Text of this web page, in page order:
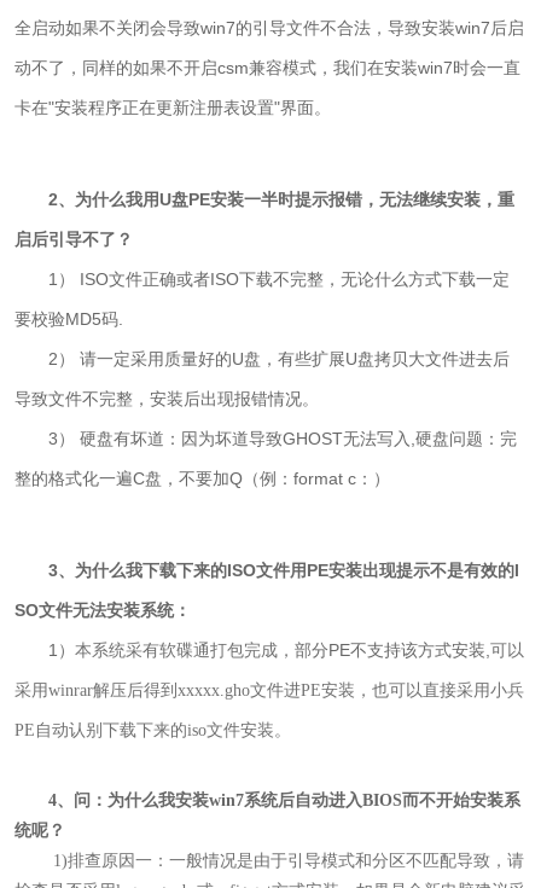
全启动如果不关闭会导致win7的引导文件不合法，导致安装win7后启
动不了，同样的如果不开启csm兼容模式，我们在安装win7时会一直
卡在"安装程序正在更新注册表设置"界面。
2、为什么我用U盘PE安装一半时提示报错，无法继续安装，重
启后引导不了？
1） ISO文件正确或者ISO下载不完整，无论什么方式下载一定
要校验MD5码.
2） 请一定采用质量好的U盘，有些扩展U盘拷贝大文件进去后
导致文件不完整，安装后出现报错情况。
3） 硬盘有坏道：因为坏道导致GHOST无法写入,硬盘问题：完
整的格式化一遍C盘，不要加Q（例：format c：）
3、为什么我下载下来的ISO文件用PE安装出现提示不是有效的I
SO文件无法安装系统：
1）本系统采有软碟通打包完成，部分PE不支持该方式安装,可以
采用winrar解压后得到xxxxx.gho文件进PE安装，也可以直接采用小兵
PE自动认别下载下来的iso文件安装。
4、问：为什么我安装win7系统后自动进入BIOS而不开始安装系
统呢 ？
1)排查原因一：一般情况是由于引导模式和分区不匹配导致，请